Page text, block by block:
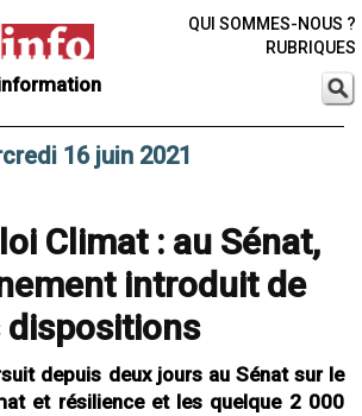
QUI SOMMES-NOUS ?
RUBRIQUES
16 juin 2021
Climat : au Sénat,
introduit de
dispositions
depuis deux jours au Sénat sur le
et résilience et les quelque 2 000